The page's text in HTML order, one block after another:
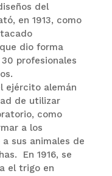
del
en 1913, como
dio forma
profesionales
ejército alemán
de utilizar
como
a los
sus animales de
En 1916, se
el trigo en